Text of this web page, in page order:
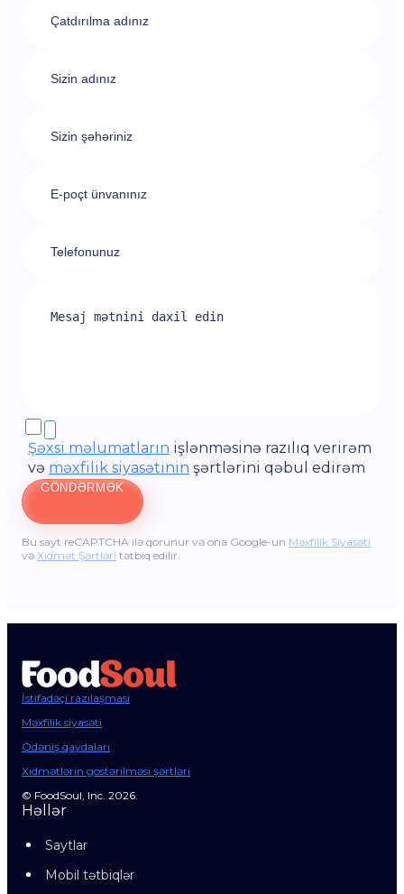
Şəxsi məlumatların işlənməsinə razılıq verirəm
və məxfilik siyasətinin şərtlərini qəbul edirəm
GÖNDƏRMƏK
Bu sayt reCAPTCHA ilə qorunur və ona Google-un Məxfilik Siyasəti
və Xidmət Şərtləri tətbiq edilir.
İstifadəçi razılaşması
Məxfilik siyasəti
Ödəniş qaydaları
Xidmətlərin göstərilməsi şərtləri
© FoodSoul, Inc. 2026.
Həllər
Saytlar
Mobil tətbiqlər